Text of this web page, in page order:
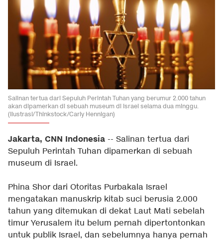
Salinan tertua dari Sepuluh Perintah Tuhan yang berumur 2.000 tahun
akan dipamerkan di sebuah museum di Israel selama dua minggu.
(Ilustrasi/Thinkstock/Carly Hennigan)
Jakarta, CNN Indonesia -- Salinan tertua dari
Sepuluh Perintah Tuhan dipamerkan di sebuah
museum di Israel.
Phina Shor dari Otoritas Purbakala Israel
mengatakan manuskrip kitab suci berusia 2.000
tahun yang ditemukan di dekat Laut Mati sebelah
timur Yerusalem itu belum pernah dipertontonkan
untuk publik Israel, dan sebelumnya hanya pernah